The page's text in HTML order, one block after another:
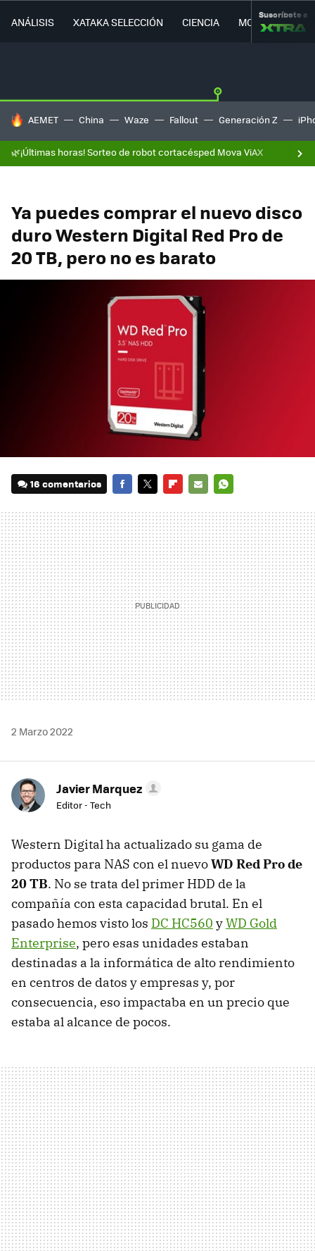
ANÁLISIS XATAKA SELECCIÓN CIENCIA MOVILIDAD
Suscríbete a
HOY SE HABLA DE
AEMET China Waze Fallout Generación Z
🌿¡Últimas horas! Sorteo de robot cortacésped Mova ViAX
Ya puedes comprar el nuevo disco
duro Western Digital Red Pro de
20 TB, pero no es barato
16 comentarios
MAIL
2 Marzo 2022
Javier Marquez
Editor - Tech
Western Digital ha actualizado su gama de
productos para NAS con el nuevoWD Red Pro de
20 TB. No se trata del primer HDD de la
compañía con esta capacidad brutal. En el
pasado hemos visto los DC HC560 yWD Gold
Enterprise, pero esas unidades estaban
destinadas a la informática de alto rendimiento
en centros de datos y empresas y, por
consecuencia, eso impactaba en un precio que
estaba al alcance de pocos.